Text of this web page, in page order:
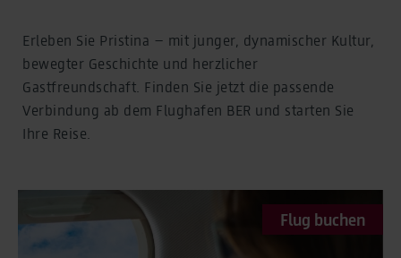
Erleben Sie Pristina – mit junger, dynamischer Kultur,
bewegter Geschichte und herzlicher
Gastfreundschaft. Finden Sie jetzt die passende
Verbindung ab dem Flughafen BER und starten Sie
Ihre Reise.
Flug buchen